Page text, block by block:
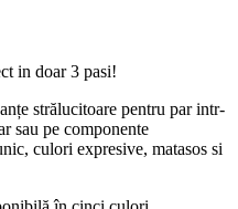
in doar 3 pasi!
strălucitoare pentru par intr-
sau pe componente
culori expresive, matasos si